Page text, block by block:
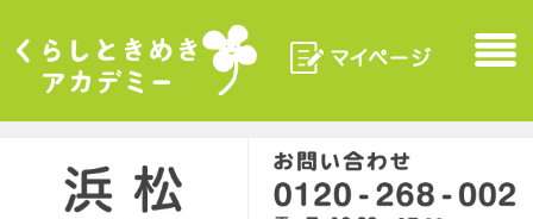
くらしときめきアカデ
マイページ Menu
浜松／HAMAMATSU 0120-268-002